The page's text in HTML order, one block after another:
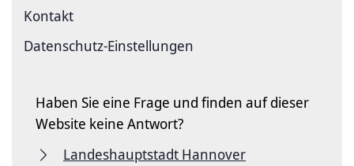
Kontakt
Datenschutz-Einstellungen
Haben Sie eine Frage und finden auf dieser
Website keine Antwort?
Landeshauptstadt Hannover